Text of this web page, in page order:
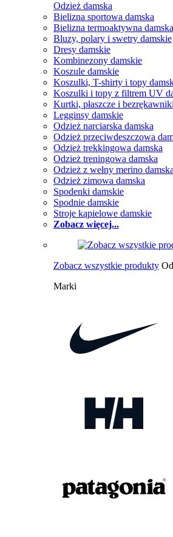
Odzież damska
Bielizna sportowa damska
Bielizna termoaktywna damska
Bluzy, polary i swetry damskie
Dresy damskie
Kombinezony damskie
Koszule damskie
Koszulki, T-shirty i topy
Koszulki i topy z filtrem UV
Kurtki, płaszcze i
Legginsy damskie
Odzież narciarska damska
Odzież przeciwdeszczowa
Odzież trekkingowa damska
Odzież treningowa damska
Odzież z wełny merino damska
Odzież zimowa damska
Spodenki damskie
Spodnie damskie
Stroje kąpielowe damskie
Zobacz więcej...
Zobacz wszystkie produkty
Marki